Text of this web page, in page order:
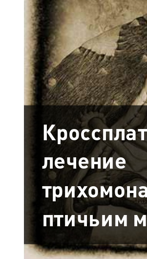
лечение
птичьим